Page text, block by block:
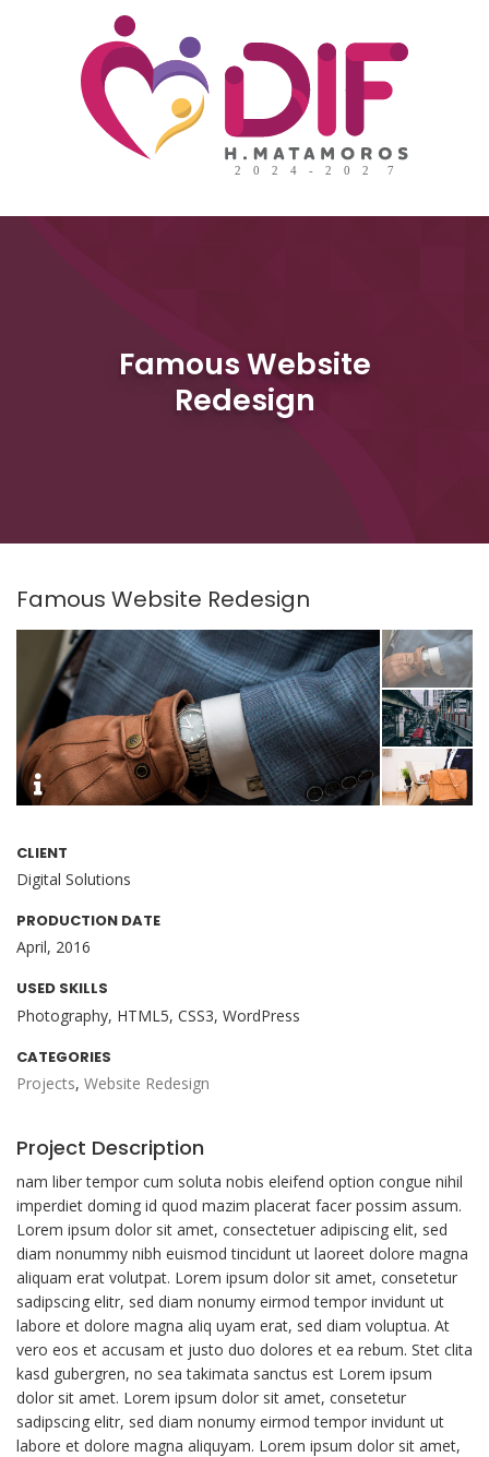
Famous Website
Redesign
Famous Website Redesign
CLIENT
Digital Solutions
PRODUCTION DATE
April, 2016
USED SKILLS
Photography, HTML5, CSS3, WordPress
CATEGORIES
Projects, Website Redesign
Project Description
nam liber tempor cum soluta nobis eleifend option congue nihil
imperdiet doming id quod mazim placerat facer possim assum.
Lorem ipsum dolor sit amet, consectetuer adipiscing elit, sed
diam nonummy nibh euismod tincidunt ut laoreet dolore magna
aliquam erat volutpat. Lorem ipsum dolor sit amet, consetetur
sadipscing elitr, sed diam nonumy eirmod tempor invidunt ut
labore et dolore magna aliq uyam erat, sed diam voluptua. At
vero eos et accusam et justo duo dolores et ea rebum. Stet clita
kasd gubergren, no sea takimata sanctus est Lorem ipsum
dolor sit amet. Lorem ipsum dolor sit amet, consetetur
sadipscing elitr, sed diam nonumy eirmod tempor invidunt ut
labore et dolore magna aliquyam. Lorem ipsum dolor sit amet,